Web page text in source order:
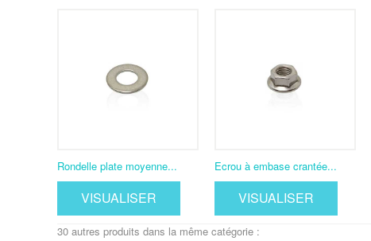
Rondelle plate moyenne...
VISUALISER
Ecrou à embase crantée...
VISUALISER
30 autres produits dans la même catégorie :